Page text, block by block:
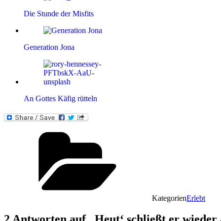
Die Stunde der Misfits
Generation Jona
An Gottes Käfig rütteln
KategorienErlebt